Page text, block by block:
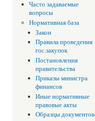
Часто задаваемые
вопросы
Нормативная база
Закон
Правила проведения
гос.закупок
Постановления
правительства
Приказы министра
финансов
Иные нормативные
правовые акты
Образцы документов